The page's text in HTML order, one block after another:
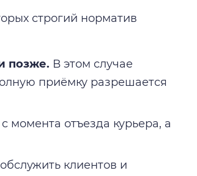
строгий норматив
позже. В этом случае
приёмку разрешается
момента отъезда курьера, а
клиентов и